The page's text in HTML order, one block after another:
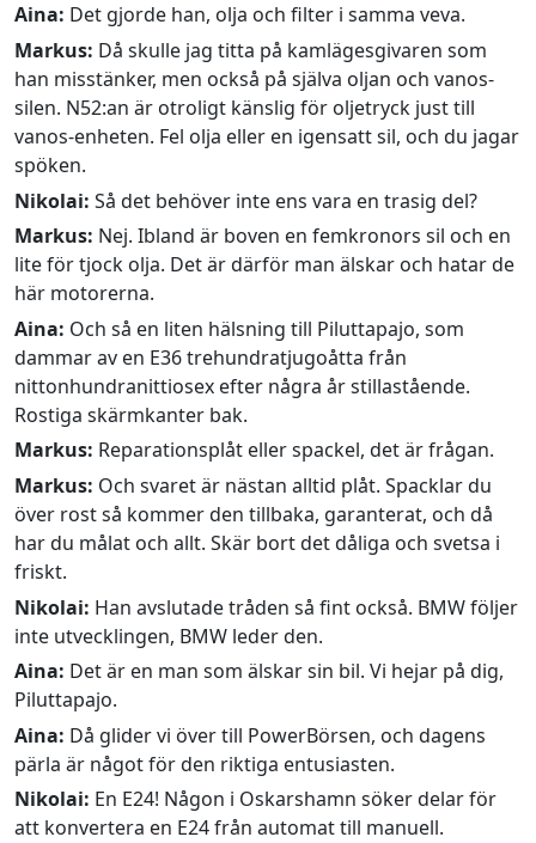
Aina: Det gjorde han, olja och filter i samma veva.
Markus: Då skulle jag titta på kamlägesgivaren som
han misstänker, men också på själva oljan och vanos-
silen. N52:an är otroligt känslig för oljetryck just till
vanos-enheten. Fel olja eller en igensatt sil, och du jagar
spöken.
Nikolai: Så det behöver inte ens vara en trasig del?
Markus: Nej. Ibland är boven en femkronors sil och en
lite för tjock olja. Det är därför man älskar och hatar de
här motorerna.
Aina: Och så en liten hälsning till Piluttapajo, som
dammar av en E36 trehundratjugoåtta från
nittonhundranittiosex efter några år stillastående.
Rostiga skärmkanter bak.
Markus: Reparationsplåt eller spackel, det är frågan.
Markus: Och svaret är nästan alltid plåt. Spacklar du
över rost så kommer den tillbaka, garanterat, och då
har du målat och allt. Skär bort det dåliga och svetsa i
friskt.
Nikolai: Han avslutade tråden så fint också. BMW följer
inte utvecklingen, BMW leder den.
Aina: Det är en man som älskar sin bil. Vi hejar på dig,
Piluttapajo.
Aina: Då glider vi över till PowerBörsen, och dagens
pärla är något för den riktiga entusiasten.
Nikolai: En E24! Någon i Oskarshamn söker delar för
att konvertera en E24 från automat till manuell.